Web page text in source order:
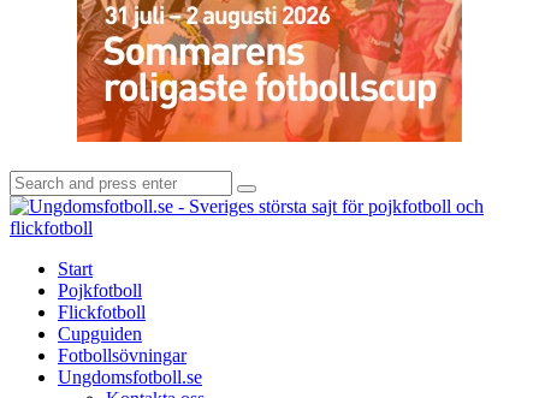
Search
for:
Search
Start
Pojkfotboll
Flickfotboll
Cupguiden
Fotbollsövningar
Ungdomsfotboll.se